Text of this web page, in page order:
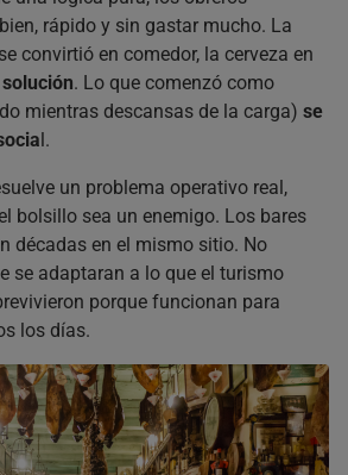
rápido y sin gastar mucho. La
convirtió en comedor, la cerveza en
. Lo que comenzó como
mientras descansas de la carga) se
l.
un problema operativo real,
bolsillo sea un enemigo. Los bares
décadas en el mismo sitio. No
se adaptaran a lo que el turismo
porque funcionan para
los días.